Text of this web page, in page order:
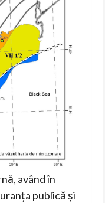
având în
publică și